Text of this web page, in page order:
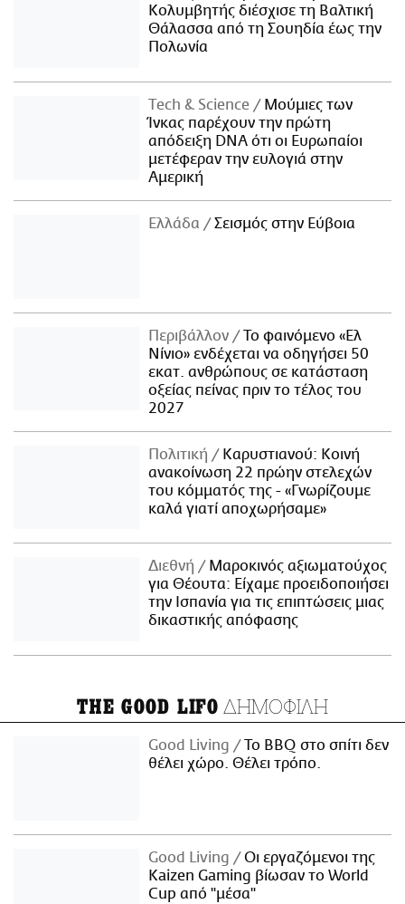
Κολυμβητής διέσχισε τη Βαλτική
Θάλασσα από τη Σουηδία έως την
Πολωνία
Τech & Science
Μούμιες των
Ίνκας παρέχουν την πρώτη
απόδειξη DNA ότι οι Ευρωπαίοι
μετέφεραν την ευλογιά στην
Αμερική
Ελλάδα Σεισμός στην Εύβοια
Περιβάλλον
Το φαινόμενο «Ελ
Νίνιο» ενδέχεται να οδηγήσει 50
εκατ. ανθρώπους σε κατάσταση
οξείας πείνας πριν το τέλος του
2027
Πολιτική
Καρυστιανού: Κοινή
ανακοίνωση 22 πρώην στελεχών
του κόμματός της - «Γνωρίζουμε
καλά γιατί αποχωρήσαμε»
Διεθνή
Μαροκινός αξιωματούχος
για Θέουτα: Είχαμε προειδοποιήσει
την Ισπανία για τις επιπτώσεις μιας
δικαστικής απόφασης
THE GOOD LIFO ΔΗΜΟΦΙΛΗ
Good Living
Το BBQ στο σπίτι δεν
θέλει χώρο. Θέλει τρόπο.
Good Living
Οι εργαζόμενοι της
Kaizen Gaming βίωσαν το World
Cup από "μέσα"